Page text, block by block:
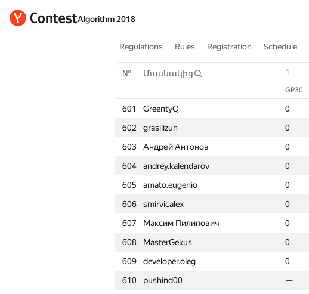
Algorithm 2018
Regulations Rules Registration Schedule
№ Մասնակից 1
GP30
601 GreentyQ 0
602
grasilizuh 0
603
Андрей Антонов 0
604
andrey.kalendarov 0
605
amato.eugenio 0
606
smirvicalex 0
607
Максим Пилипович 0
608
MasterGekus 0
609
developer.oleg 0
610
pushind00 —